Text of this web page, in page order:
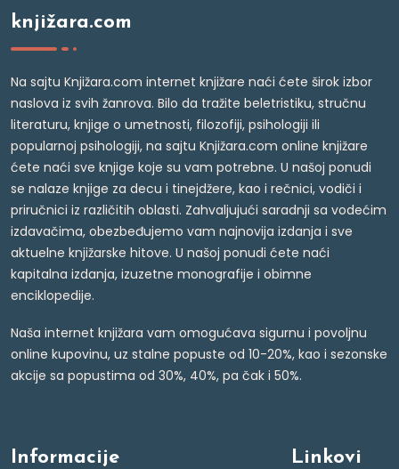
knjižara.com
Na sajtu Knjižara.com internet knjižare naći ćete širok izbor
naslova iz svih žanrova. Bilo da tražite beletristiku, stručnu
literaturu, knjige o umetnosti, filozofiji, psihologiji ili
popularnoj psihologiji, na sajtu Knjižara.com online knjižare
ćete naći sve knjige koje su vam potrebne. U našoj ponudi
se nalaze knjige za decu i tinejdžere, kao i rečnici, vodiči i
priručnici iz različitih oblasti. Zahvaljujući saradnji sa vodećim
izdavačima, obezbeđujemo vam najnovija izdanja i sve
aktuelne knjižarske hitove. U našoj ponudi ćete naći
kapitalna izdanja, izuzetne monografije i obimne
enciklopedije.
Naša internet knjižara vam omogućava sigurnu i povoljnu
online kupovinu, uz stalne popuste od 10-20%, kao i sezonske
akcije sa popustima od 30%, 40%, pa čak i 50%.
Informacije Linkovi